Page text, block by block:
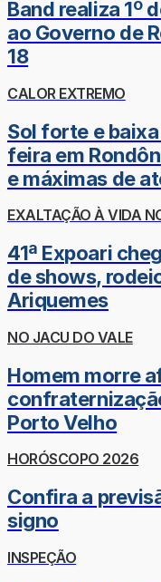
Band realiza 1º
ao Governo de
18
CALOR EXTREMO
Sol forte e
feira em
e máximas de
EXALTAÇÃO À VIDA
41ª Expoari
de shows,
Ariquemes
NO JACU DO VALE
Homem morre
Porto Velho
HORÓSCOPO 2026
Confira a
signo
INSPEÇÃO